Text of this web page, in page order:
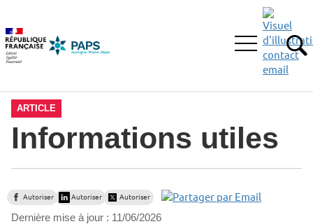
la
recherche
menu
principal,
contenu
Ouvrir
ARTICLE
Informations utiles
Autoriser Autoriser Autoriser
Dernière mise à jour : 11/06/2026